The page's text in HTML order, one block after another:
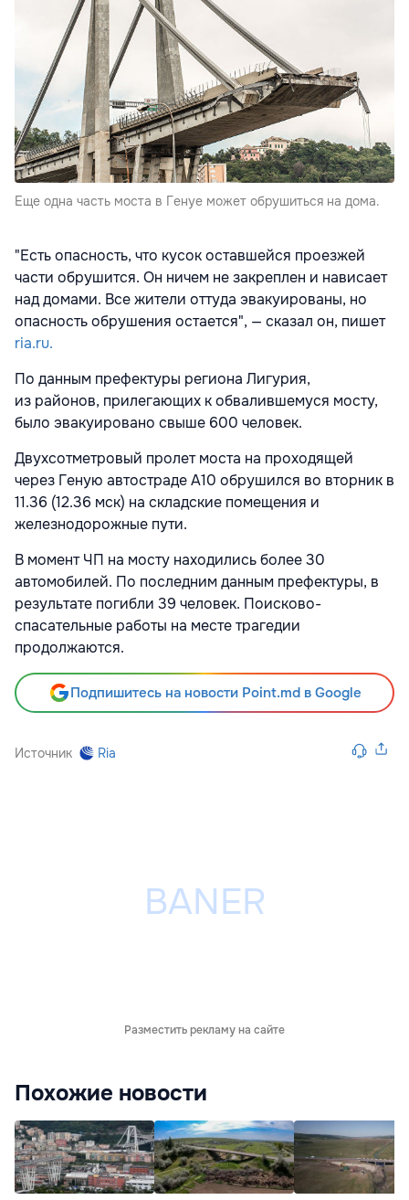
Еще одна часть моста в Генуе может обрушиться на дома.
"Есть опасность, что кусок оставшейся проезжей
части обрушится. Он ничем не закреплен и нависает
над домами. Все жители оттуда эвакуированы, но
опасность обрушения остается", — сказал он, пишет
ria.ru.
По данным префектуры региона Лигурия,
из районов, прилегающих к обвалившемуся мосту,
было эвакуировано свыше 600 человек.
Двухсотметровый пролет моста на проходящей
через Геную автостраде А10 обрушился во вторник в
11.36 (12.36 мск) на складские помещения и
железнодорожные пути.
В момент ЧП на мосту находились более 30
автомобилей. По последним данным префектуры, в
результате погибли 39 человек. Поисково-
спасательные работы на месте трагедии
продолжаются.
Подпишитесь на новости Point.md в Google
Источник Ria
Разместить рекламу на сайте
Похожие новости